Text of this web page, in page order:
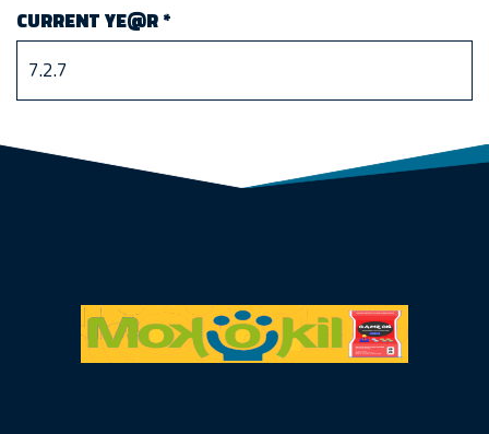
CURRENT YE@R*